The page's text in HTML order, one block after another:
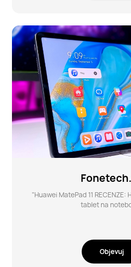
"Huawei MatePad 11 RECENZE:
tablet na
Objevuj